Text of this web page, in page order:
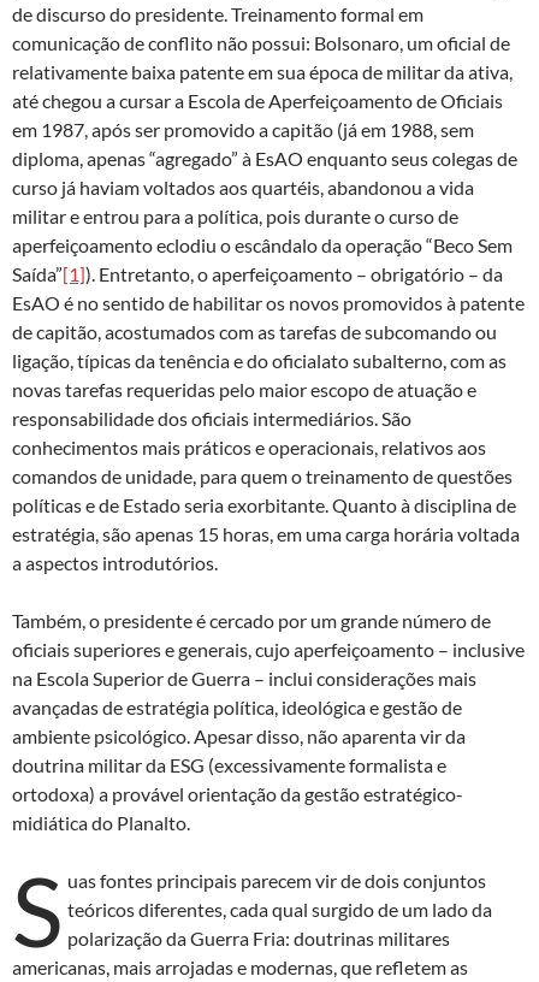
de discurso do presidente. Treinamento formal em
comunicação de conflito não possui: Bolsonaro, um oficial de
relativamente baixa patente em sua época de militar da ativa,
até chegou a cursar a Escola de Aperfeiçoamento de Oficiais
em 1987, após ser promovido a capitão (já em 1988, sem
diploma, apenas “agregado” à EsAO enquanto seus colegas de
curso já haviam voltados aos quartéis, abandonou a vida
militar e entrou para a política, pois durante o curso de
aperfeiçoamento eclodiu o escândalo da operação “Beco Sem
Saída”[1]). Entretanto, o aperfeiçoamento – obrigatório – da
EsAO é no sentido de habilitar os novos promovidos à patente
de capitão, acostumados com as tarefas de subcomando ou
ligação, típicas da tenência e do oficialato subalterno, com as
novas tarefas requeridas pelo maior escopo de atuação e
responsabilidade dos oficiais intermediários. São
conhecimentos mais práticos e operacionais, relativos aos
comandos de unidade, para quem o treinamento de questões
políticas e de Estado seria exorbitante. Quanto à disciplina de
estratégia, são apenas 15 horas, em uma carga horária voltada
a aspectos introdutórios.
Também, o presidente é cercado por um grande número de
oficiais superiores e generais, cujo aperfeiçoamento – inclusive
na Escola Superior de Guerra – inclui considerações mais
avançadas de estratégia política, ideológica e gestão de
ambiente psicológico. Apesar disso, não aparenta vir da
doutrina militar da ESG (excessivamente formalista e
ortodoxa) a provável orientação da gestão estratégico-
midiática do Planalto.
S uas fontes principais parecem vir de dois conjuntos
teóricos diferentes, cada qual surgido de um lado da
polarização da Guerra Fria: doutrinas militares
americanas, mais arrojadas e modernas, que refletem as